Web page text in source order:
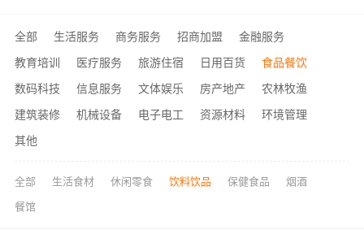
全部 生活服务 商务服务 招商加盟
金融服务
教育培训
医疗服务 旅游住宿 日用百货
食品餐饮
数码科技
信息服务 文体娱乐 房产地产
农林牧渔
建筑装修
机械设备 电子电工 资源材料
环境管理
其他
全部 生活食材 休闲零食 饮料饮品 保健食品 烟酒
餐馆